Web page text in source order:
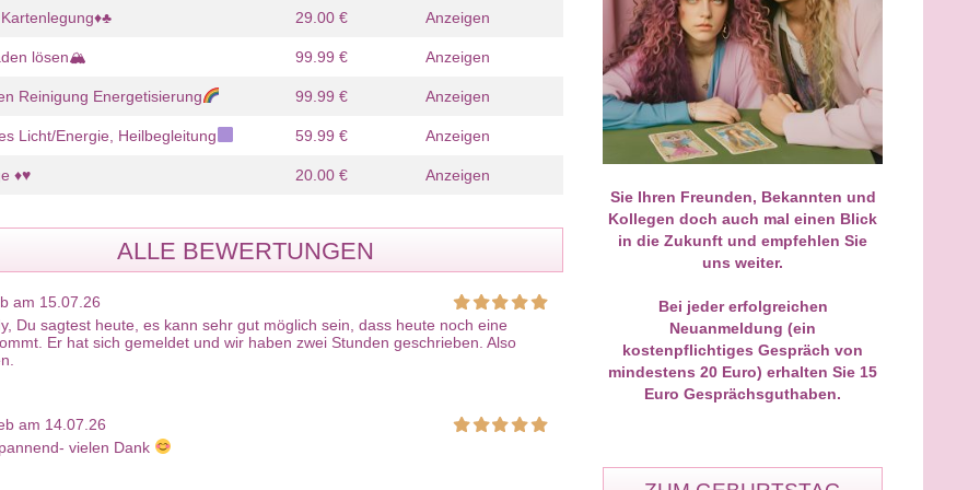
nach einer
fest versprochen,
eine ganz
ohne Karten ist
Danke für
Wieder ein riesiges Eingetroffen für
vor drei Wochen in der E-Mail-
festgefahrenen Konflikts im
schien mir damals fast unmöglich.
beschrieben stand. Jedes Wort hat
hier eine immense Kraft und Tiefe.
Heute mein allererstes Gespräch
als Neukunde geführt und direkt
einen Volltreffer gelandet! Ich war
Nachlassangelegenheit total
blockiert und wusste nicht weiter.
Ronny hat die Sache ohne
Schnickschnack analysiert und mir
ganz trocken gesagt, wie sich die
Gegenseite verhalten wird. Gestern
Diese pragmatische und ehrliche
Art ist einfach Gold wert.
Als Neukunde geht man ja
gesagt immer mit einer leichten
Skepsis in so ein Telefonat.
Erstgespräch bei M. hat mich
jedoch von der ersten Sekunde
absolut fasziniert. Ohne dass ich
Dynamik und das emotionale
Wirrwarr sofort auf den Punkt
gebracht. Man fühlt sich bei ihm
der ersten Minute an sicher,
aufgehoben. Das war definitiv
der Anfang!
29.00 € Anzeigen
lösen🏔 99.99 € Anzeigen
Reinigung Energetisierung 99.99 € Anzeigen
Licht/Energie, Heilbegleitung 59.99 € Anzeigen
♦️♥️ 20.00 € Anzeigen
ALLE BEWERTUNGEN
am 15.07.26
Du sagtest heute, es kann sehr gut möglich sein, dass heute noch eine
Er hat sich gemeldet und wir haben zwei Stunden geschrieben. Also
am 14.07.26
vielen Dank
Sie Ihren Freunden, Bekannten und
Kollegen doch auch mal einen Blick
in die Zukunft und empfehlen Sie
uns weiter.
Bei jeder erfolgreichen
Neuanmeldung (ein
kostenpflichtiges Gespräch von
mindestens 20 Euro) erhalten Sie 15
Euro Gesprächsguthaben.